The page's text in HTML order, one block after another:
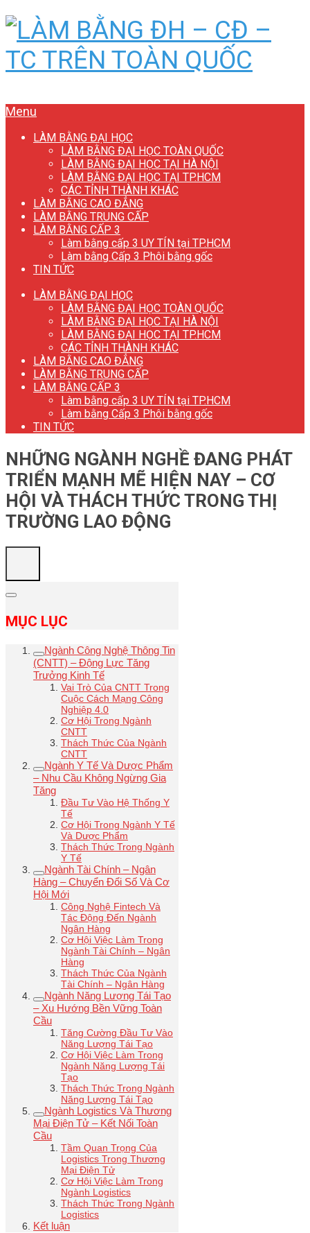
Menu
LÀM BẰNG ĐẠI HỌC
LÀM BẰNG ĐẠI HỌC TOÀN QUỐC
LÀM BẰNG ĐẠI HỌC TẠI HÀ NỘI
LÀM BẰNG ĐẠI HỌC TẠI TP.HCM
CÁC TỈNH THÀNH KHÁC
LÀM BẰNG CAO ĐẲNG
LÀM BẰNG TRUNG CẤP
LÀM BẰNG CẤP 3
Làm bằng cấp 3 UY TÍN tại TP.HCM
Làm bằng Cấp 3 Phôi bằng gốc
TIN TỨC
LÀM BẰNG ĐẠI HỌC
LÀM BẰNG ĐẠI HỌC TOÀN QUỐC
LÀM BẰNG ĐẠI HỌC TẠI HÀ NỘI
LÀM BẰNG ĐẠI HỌC TẠI TP.HCM
CÁC TỈNH THÀNH KHÁC
LÀM BẰNG CAO ĐẲNG
LÀM BẰNG TRUNG CẤP
LÀM BẰNG CẤP 3
Làm bằng cấp 3 UY TÍN tại TP.HCM
Làm bằng Cấp 3 Phôi bằng gốc
TIN TỨC
NHỮNG NGÀNH NGHỀ ĐANG PHÁT
TRIỂN MẠNH MẼ HIỆN NAY – CƠ
HỘI VÀ THÁCH THỨC TRONG THỊ
TRƯỜNG LAO ĐỘNG
MỤC LỤC
Ngành Công Nghệ Thông Tin
(CNTT) – Động Lực Tăng
Trưởng Kinh Tế
Vai Trò Của CNTT Trong
Cuộc Cách Mạng Công
Nghiệp 4.0
Cơ Hội Trong Ngành
CNTT
Thách Thức Của Ngành
CNTT
Ngành Y Tế Và Dược Phẩm
– Nhu Cầu Không Ngừng Gia
Tăng
Đầu Tư Vào Hệ Thống Y
Tế
Cơ Hội Trong Ngành Y Tế
Và Dược Phẩm
Thách Thức Trong Ngành
Y Tế
Ngành Tài Chính – Ngân
Hàng – Chuyển Đổi Số Và Cơ
Hội Mới
Công Nghệ Fintech Và
Tác Động Đến Ngành
Ngân Hàng
Cơ Hội Việc Làm Trong
Ngành Tài Chính – Ngân
Hàng
Thách Thức Của Ngành
Tài Chính – Ngân Hàng
Ngành Năng Lượng Tái Tạo
– Xu Hướng Bền Vững Toàn
Cầu
Tăng Cường Đầu Tư Vào
Năng Lượng Tái Tạo
Cơ Hội Việc Làm Trong
Ngành Năng Lượng Tái
Tạo
Thách Thức Trong Ngành
Năng Lượng Tái Tạo
Ngành Logistics Và Thương
Mại Điện Tử – Kết Nối Toàn
Cầu
Tầm Quan Trọng Của
Logistics Trong Thương
Mại Điện Tử
Cơ Hội Việc Làm Trong
Ngành Logistics
Thách Thức Trong Ngành
Logistics
Kết luận